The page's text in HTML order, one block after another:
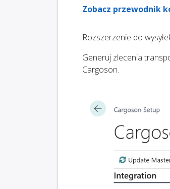
Zobacz przewodnik
Rozszerzenie do
Generuj zlecenia
Cargoson.